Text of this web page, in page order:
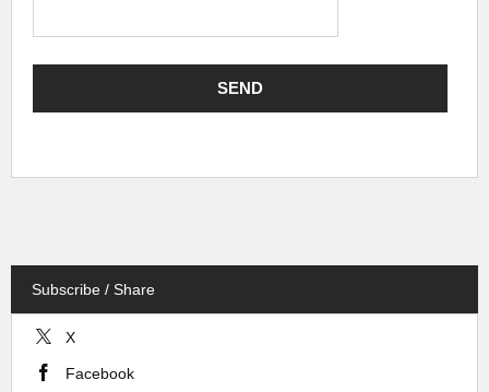
Subscribe / Share
X
Facebook